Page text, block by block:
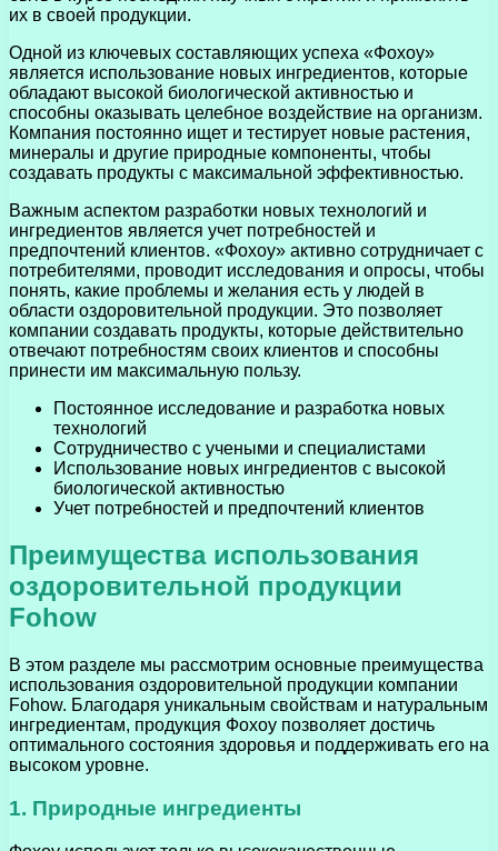
их в своей продукции.
Одной из ключевых составляющих успеха «Фохоу»
является использование новых ингредиентов, которые
обладают высокой биологической активностью и
способны оказывать целебное воздействие на организм.
Компания постоянно ищет и тестирует новые растения,
минералы и другие природные компоненты, чтобы
создавать продукты с максимальной эффективностью.
Важным аспектом разработки новых технологий и
ингредиентов является учет потребностей и
предпочтений клиентов. «Фохоу» активно сотрудничает с
потребителями, проводит исследования и опросы, чтобы
понять, какие проблемы и желания есть у людей в
области оздоровительной продукции. Это позволяет
компании создавать продукты, которые действительно
отвечают потребностям своих клиентов и способны
принести им максимальную пользу.
Постоянное исследование и разработка новых
технологий
Сотрудничество с учеными и специалистами
Использование новых ингредиентов с высокой
биологической активностью
Учет потребностей и предпочтений клиентов
Преимущества использования
оздоровительной продукции
Fohow
В этом разделе мы рассмотрим основные преимущества
использования оздоровительной продукции компании
Fohow. Благодаря уникальным свойствам и натуральным
ингредиентам, продукция Фохоу позволяет достичь
оптимального состояния здоровья и поддерживать его на
высоком уровне.
1. Природные ингредиенты